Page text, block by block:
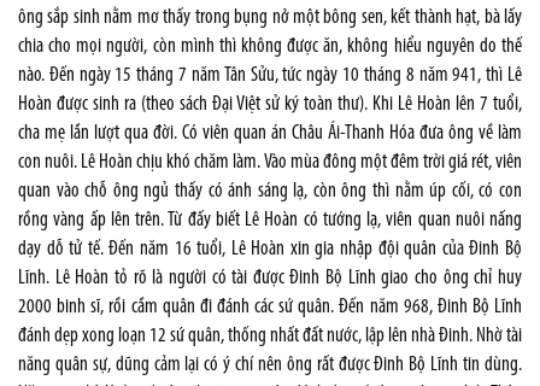
ông sắp sinh nằm mơ thấy trong bụng nở một bông sen, kết thành hạt, bà lấy
chia cho mọi người, còn mình thì không được ăn, không hiểu nguyên do thế
nào. Đến ngày 15 tháng 7 năm Tân Sửu, tức ngày 10 tháng 8 năm 941, thì Lê
Hoàn được sinh ra (theo sách Đại Việt sử ký toàn thư). Khi Lê Hoàn lên 7 tuổi,
cha mẹ lần lượt qua đời. Có viên quan án Châu Ái-Thanh Hóa đưa ông về làm
con nuôi. Lê Hoàn chịu khó chăm làm. Vào mùa đông một đêm trời giá rét, viên
quan vào chỗ ông ngủ thấy có ánh sáng lạ, còn ông thì nằm úp cối, có con
rồng vàng ấp lên trên. Từ đấy biết Lê Hoàn có tướng lạ, viên quan nuôi nấng
dạy dỗ tử tế. Đến năm 16 tuổi, Lê Hoàn xin gia nhập đội quân của Đinh Bộ
Lĩnh. Lê Hoàn tỏ rõ là người có tài được Đinh Bộ Lĩnh giao cho ông chỉ huy
2000 binh sĩ, rồi cầm quân đi đánh các sứ quân. Đến năm 968, Đinh Bộ Lĩnh
đánh dẹp xong loạn 12 sứ quân, thống nhất đất nước, lập lên nhà Đinh. Nhờ tài
năng quân sự, dũng cảm lại có ý chí nên ông rất được Đinh Bộ Lĩnh tin dùng.